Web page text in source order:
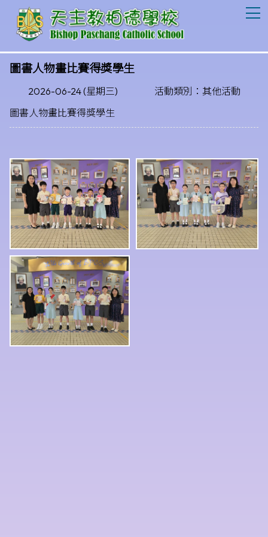
圖書人物畫比賽得獎學生
2026-06-24 (星期三)
活動類別：其他活動
圖書人物畫比賽得獎學生